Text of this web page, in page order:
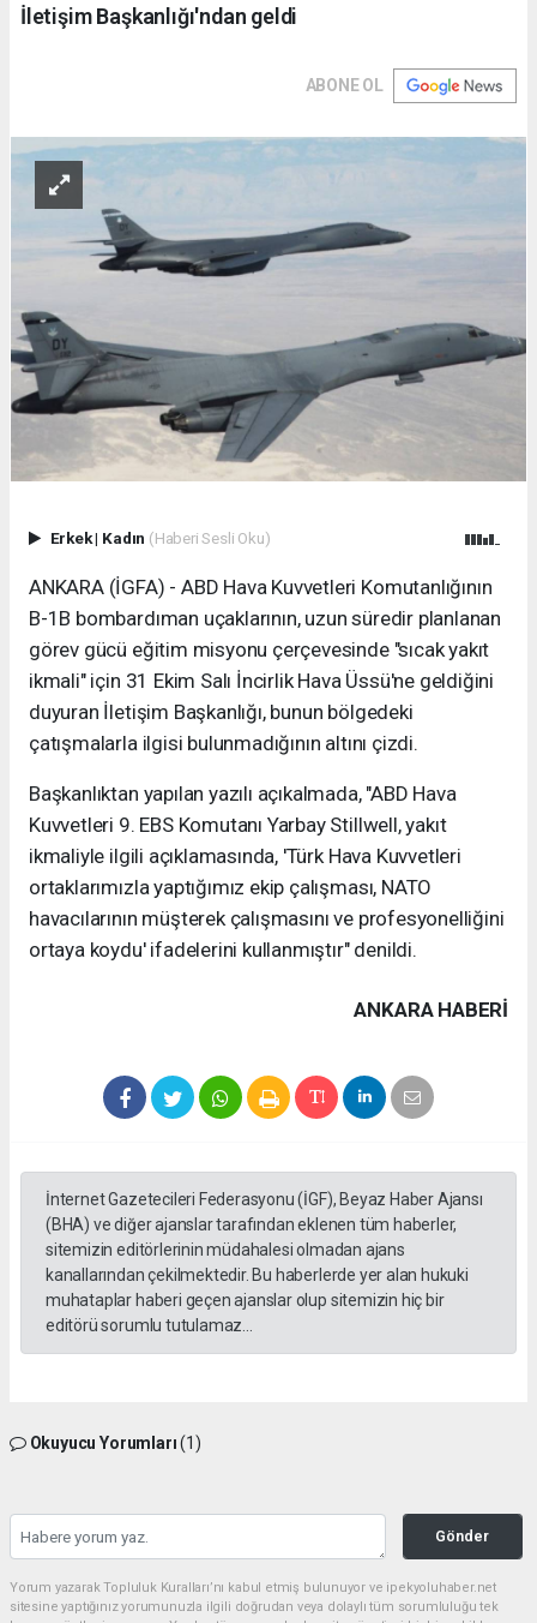
İletişim Başkanlığı'ndan geldi
ABONE OL
Erkek| Kadın (Haberi Sesli Oku)
ANKARA (İGFA) - ABD Hava Kuvvetleri Komutanlığının
B-1B bombardıman uçaklarının, uzun süredir planlanan
görev gücü eğitim misyonu çerçevesinde "sıcak yakıt
ikmali" için 31 Ekim Salı İncirlik Hava Üssü'ne geldiğini
duyuran İletişim Başkanlığı, bunun bölgedeki
çatışmalarla ilgisi bulunmadığının altını çizdi.
Başkanlıktan yapılan yazılı açıkalmada, "ABD Hava
Kuvvetleri 9. EBS Komutanı Yarbay Stillwell, yakıt
ikmaliyle ilgili açıklamasında, 'Türk Hava Kuvvetleri
ortaklarımızla yaptığımız ekip çalışması, NATO
havacılarının müşterek çalışmasını ve profesyonelliğini
ortaya koydu' ifadelerini kullanmıştır" denildi.
ANKARA HABERİ
İnternet Gazetecileri Federasyonu (İGF), Beyaz Haber Ajansı
(BHA) ve diğer ajanslar tarafından eklenen tüm haberler,
sitemizin editörlerinin müdahalesi olmadan ajans
kanallarından çekilmektedir. Bu haberlerde yer alan hukuki
muhataplar haberi geçen ajanslar olup sitemizin hiç bir
editörü sorumlu tutulamaz...
Okuyucu Yorumları(1)
Gönder
Yorum yazarak Topluluk Kuralları’nı kabul etmiş bulunuyor ve ipekyoluhaber.net
sitesine yaptığınız yorumunuzla ilgili doğrudan veya dolaylı tüm sorumluluğu tek